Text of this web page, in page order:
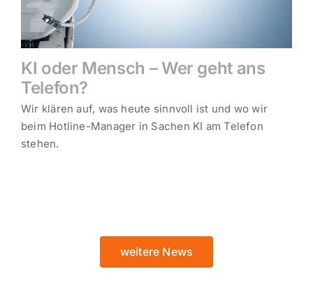
KI oder Mensch – Wer geht ans
Telefon?
Wir klären auf, was heute sinnvoll ist und wo wir
beim Hotline-Manager in Sachen KI am Telefon
stehen.
weitere News